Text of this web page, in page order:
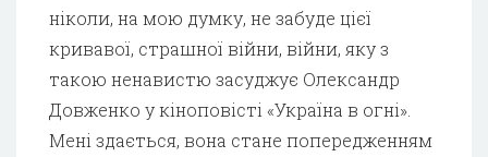
ніколи, на мою думку, не забуде цієї
кривавої, страшної війни, війни, яку з
такою ненавистю засуджує Олександр
Довженко у кіноповісті «Україна в огні».
Мені здається, вона стане попередженням